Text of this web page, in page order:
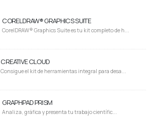
CORELDRAW® GRAPHICS SUITE
CorelDRAW® Graphics Suite es tu kit completo de h...
CREATIVE CLOUD
Consigue el kit de herramientas integral para desa...
GRAPHPAD PRISM
Analiza, gráfica y presenta tu trabajo científic...